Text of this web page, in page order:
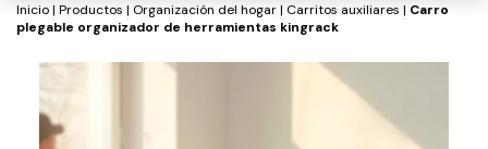
Inicio| Productos | Organización del hogar| Carritos auxiliares | Carro
plegable organizador de herramientas kingrack